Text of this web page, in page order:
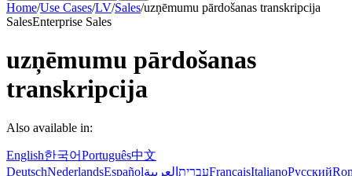
Home/Use Cases/LV/Sales/uzņēmumu pārdošanas transkripcija
SalesEnterprise Sales
uzņēmumu pārdošanas
transkripcija
Also available in:
English한국어Português中文
DeutschNederlandsEspañol עברית العربية FrançaisItalianoРусский